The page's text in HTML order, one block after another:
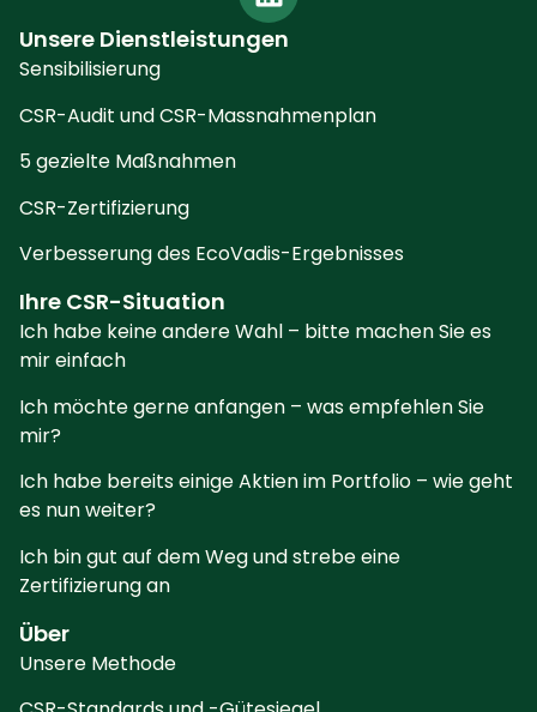
Unsere Dienstleistungen
Sensibilisierung
CSR-Audit und CSR-Massnahmenplan
5 gezielte Maßnahmen
CSR-Zertifizierung
Verbesserung des EcoVadis-Ergebnisses
Ihre CSR-Situation
Ich habe keine andere Wahl – bitte machen Sie es
mir einfach
Ich möchte gerne anfangen – was empfehlen Sie
mir?
Ich habe bereits einige Aktien im Portfolio – wie geht
es nun weiter?
Ich bin gut auf dem Weg und strebe eine
Zertifizierung an
Über
Unsere Methode